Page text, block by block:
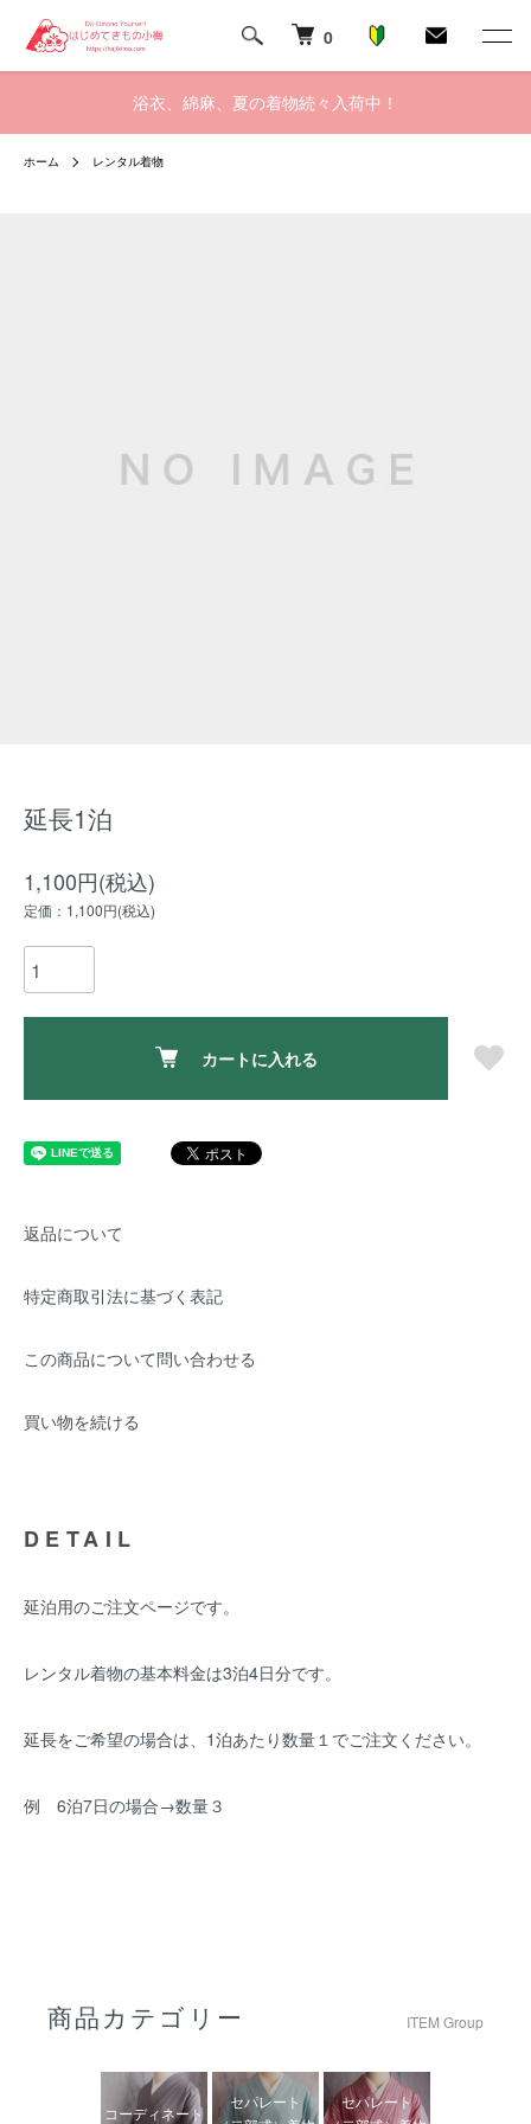
0
浴衣、綿麻、夏の着物続々入荷中！
ホーム レンタル着物
延長1泊
1,100円(税込)
定価：1,100円(税込)
カートに入れる
返品について
特定商取引法に基づく表記
この商品について問い合わせる
買い物を続ける
DETAIL
延泊用のご注文ページです。
レンタル着物の基本料金は3泊4日分です。
延長をご希望の場合は、1泊あたり数量１でご注文ください。
例 6泊7日の場合→数量３
商品カテゴリー ITEM Group
コーディネート
セパレート
セパレート